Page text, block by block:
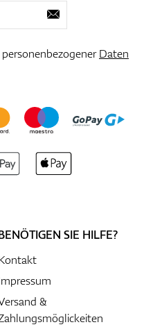
Daten
SIE HILFE?
&